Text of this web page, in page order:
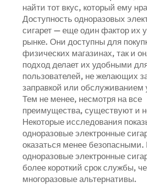
найти тот вкус, который ему
Доступность одноразовых
сигарет — еще один фактор их
рынке. Они доступны для
физических магазинах, так и
подход делает их удобными
пользователей, не желающих
заправкой или обслуживанием
Тем не менее, несмотря на все
преимущества, существуют и
Некоторые исследования
одноразовые электронные
оказаться менее безопасными.
одноразовые электронные
более короткий срок службы,
многоразовые альтернативы.